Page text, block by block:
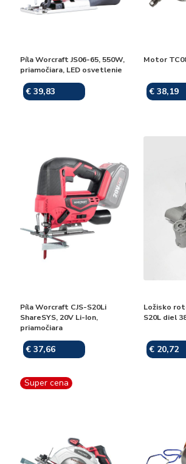
Píla Worcraft JS06-65, 550W,
priamočiara, LED osvetlenie
€ 39,83
Motor
€ 38,19
Píla Worcraft CJS-S20Li
ShareSYS, 20V Li-Ion,
priamočiara
€ 37,66
Ložisko
S20L diel
€ 20,72
Super cena